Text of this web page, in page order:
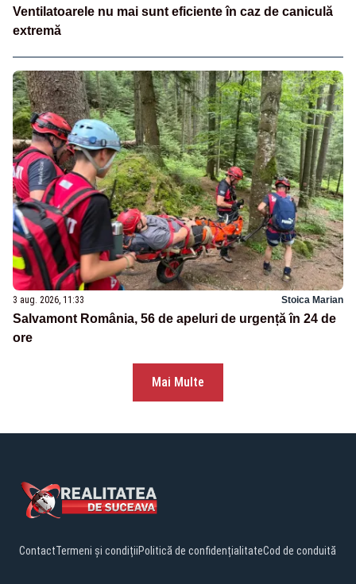
Ventilatoarele nu mai sunt eficiente în caz de caniculă
extremă
3 aug. 2026, 11:33 Stoica Marian
Salvamont România, 56 de apeluri de urgență în 24 de
ore
Mai Multe
ContactTermeni și condițiiPolitică de confidențialitateCod de conduită